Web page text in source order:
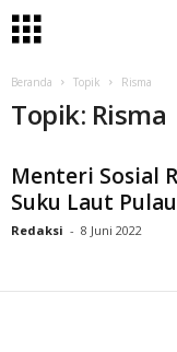
Beranda Topik Risma
Topik: Risma
Menteri Sosial
Suku Laut
Redaksi - 8 Juni 2022